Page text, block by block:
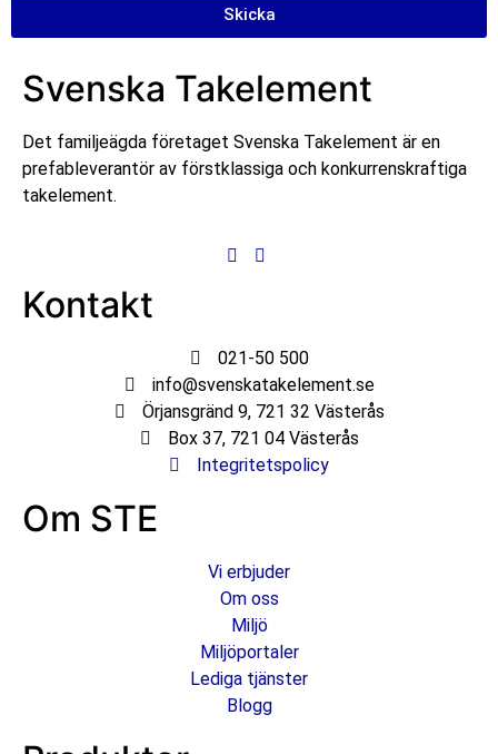
Skicka
Svenska Takelement
Det familjeägda företaget Svenska Takelement är en
prefableverantör av förstklassiga och konkurrenskraftiga
takelement.
Kontakt
021-50 500
info@svenskatakelement.se
Örjansgränd 9, 721 32 Västerås
Box 37, 721 04 Västerås
Integritetspolicy
Om STE
Vi erbjuder
Om oss
Miljö
Miljöportaler
Lediga tjänster
Blogg